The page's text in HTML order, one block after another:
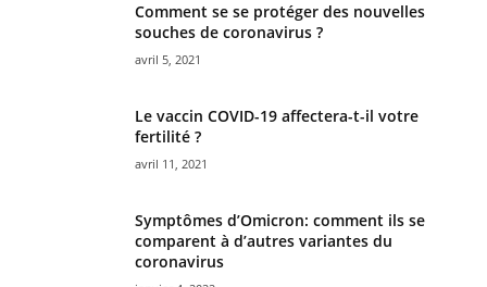
Comment se se protéger des nouvelles
souches de coronavirus ?
avril 5, 2021
Le vaccin COVID-19 affectera-t-il votre
fertilité ?
avril 11, 2021
Symptômes d’Omicron: comment ils se
comparent à d’autres variantes du
coronavirus